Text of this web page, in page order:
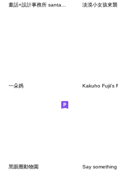
淡漠小女孩來襲
一朵媽
黑眼圈動物園